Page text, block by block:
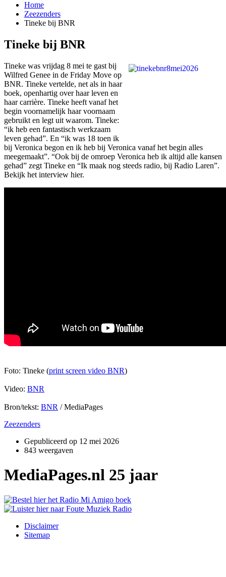
Home
Zeezenders
Tineke bij BNR
Tineke bij BNR
Tineke was vrijdag 8 mei te gast bij
Wilfred Genee in de Friday Move op
BNR. Tineke vertelde, net als in haar
boek, openhartig over haar leven en
haar carrière. Tineke heeft vanaf het
begin voornamelijk haar voornaam
gebruikt en legt uit waarom. Tineke:
“ik heb een fantastisch werkzaam
leven gehad”. En “ik was 18 toen ik
bij Veronica begon en ik heb bij Veronica vanaf het begin alles
meegemaakt”. “Ook bij de omroep Veronica heb ik altijd alle kansen
gehad” zegt Tineke en “Ik maak nog steeds radio, bij Radio Laren”.
Bekijk het interview hier.
Foto: Tineke (print screen video BNR)
Video: BNR
Bron/tekst: BNR / MediaPages
Zeezenders
Gepubliceerd op 12 mei 2026
843 weergaven
MediaPages.nl 25 jaar
Disclaimer
Sitemap